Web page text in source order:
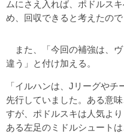
ムにさえ入れば、ポドルス
め、回収できると考えたの
また、「今回の補強は、
違う」と付け加える。
「イルハンは、Jリーグや
先行していました。ある意
すが、ポドルスキは人気よ
ある左足のミドルシュート